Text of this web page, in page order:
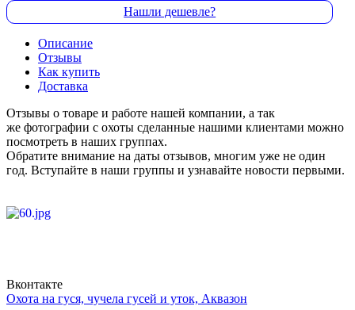
Нашли дешевле?
Описание
Отзывы
Как купить
Доставка
Отзывы о товаре и работе нашей компании, а так
же фотографии с охоты сделанные нашими клиентами можно
посмотреть в наших группах.
Обратите внимание на даты отзывов, многим уже не один
год. Вступайте в наши группы и узнавайте новости первыми.
Вконтакте
Охота на гуся, чучела гусей и уток, Аквазон